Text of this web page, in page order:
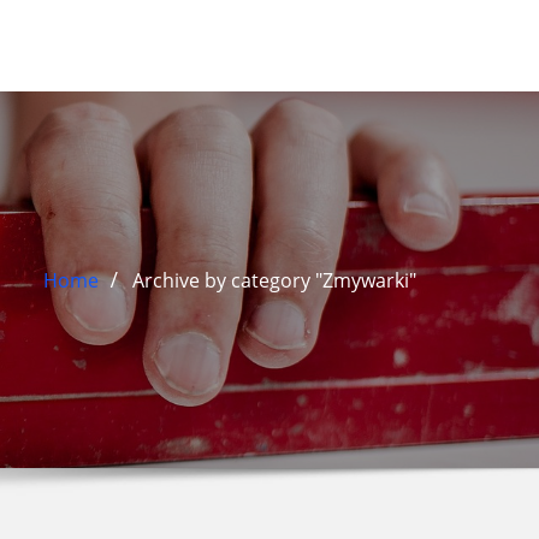
Home Archive by category "Zmywarki"